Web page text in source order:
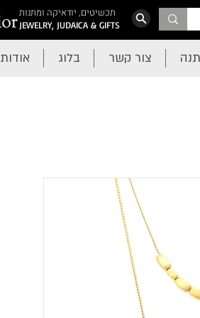
תכשיטים, יודאיקה ומתנות
JEWELRY, JUDAICA & GIFTS
צור קשר בלוג אודות